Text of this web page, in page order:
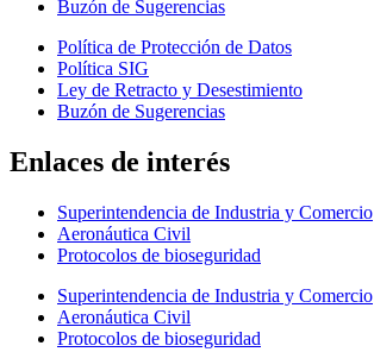
Buzón de Sugerencias
Política de Protección de Datos
Política SIG
Ley de Retracto y Desestimiento
Buzón de Sugerencias
Enlaces de interés
Superintendencia de Industria y Comercio
Aeronáutica Civil
Protocolos de bioseguridad
Superintendencia de Industria y Comercio
Aeronáutica Civil
Protocolos de bioseguridad